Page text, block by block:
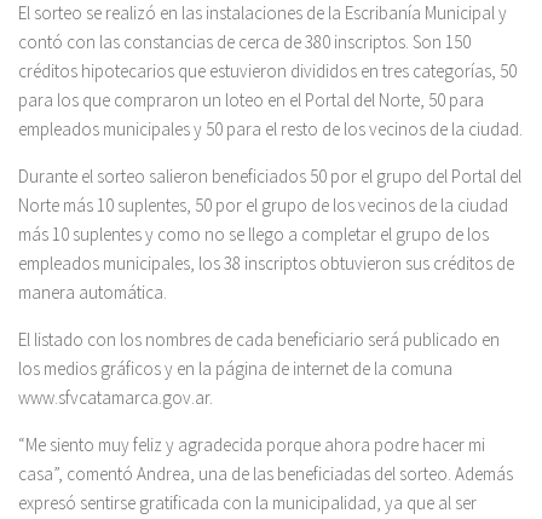
El sorteo se realizó en las instalaciones de la Escribanía Municipal y
contó con las constancias de cerca de 380 inscriptos. Son 150
créditos hipotecarios que estuvieron divididos en tres categorías, 50
para los que compraron un loteo en el Portal del Norte, 50 para
empleados municipales y 50 para el resto de los vecinos de la ciudad.
Durante el sorteo salieron beneficiados 50 por el grupo del Portal del
Norte más 10 suplentes, 50 por el grupo de los vecinos de la ciudad
más 10 suplentes y como no se llego a completar el grupo de los
empleados municipales, los 38 inscriptos obtuvieron sus créditos de
manera automática.
El listado con los nombres de cada beneficiario será publicado en
los medios gráficos y en la página de internet de la comuna
www.sfvcatamarca.gov.ar.
“Me siento muy feliz y agradecida porque ahora podre hacer mi
casa”, comentó Andrea, una de las beneficiadas del sorteo. Además
expresó sentirse gratificada con la municipalidad, ya que al ser